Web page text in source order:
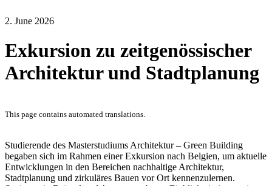
2. June 2026
Exkursion zu zeitgenössischer
Architektur und Stadtplanung
This page contains automated translations.
Studierende des Masterstudiums Architektur – Green Building
begaben sich im Rahmen einer Exkursion nach Belgien, um aktuelle
Entwicklungen in den Bereichen nachhaltige Architektur,
Stadtplanung und zirkuläres Bauen vor Ort kennenzulernen.